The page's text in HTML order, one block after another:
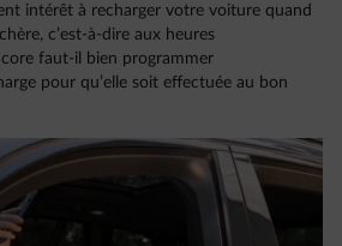
intérêt à recharger votre voiture quand
c’est-à-dire aux heures
faut-il bien programmer
pour qu’elle soit effectuée au bon